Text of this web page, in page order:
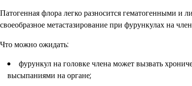
Патогенная флора легко разносится гематогенными
своеобразное метастазирование при фурункулах на
Что можно ожидать:
фурункул на головке члена может вызвать
высыпаниями на органе;